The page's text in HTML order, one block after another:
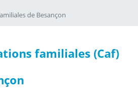
de Besançon
familiales (Caf)